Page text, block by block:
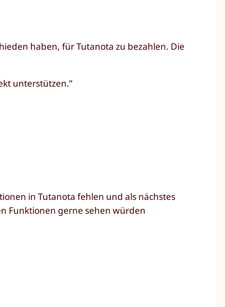
haben, für Tutanota zu bezahlen. Die
unterstützen.”
in Tutanota fehlen und als nächstes
Funktionen gerne sehen würden